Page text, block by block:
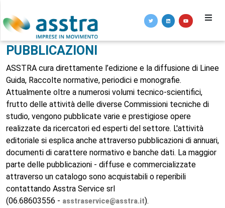
PUBBLICAZIONI
ASSTRA cura direttamente l’edizione e la diffusione di Linee
Guida, Raccolte normative, periodici e monografie.
Attualmente oltre a numerosi volumi tecnico-scientifici,
frutto delle attività delle diverse Commissioni tecniche di
studio, vengono pubblicate varie e prestigiose opere
realizzate da ricercatori ed esperti del settore. L'attività
editoriale si esplica anche attraverso pubblicazioni di annuari,
documenti di carattere normativo e banche dati. La maggior
parte delle pubblicazioni - diffuse e commercializzate
attraverso un catalogo sono acquistabili o reperibili
contattando Asstra Service srl
(06.68603556 - asstraservice@asstra.it).